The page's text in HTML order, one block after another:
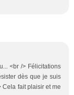
<br /> Félicitations
dès que je suis
Cela fait plaisir et me